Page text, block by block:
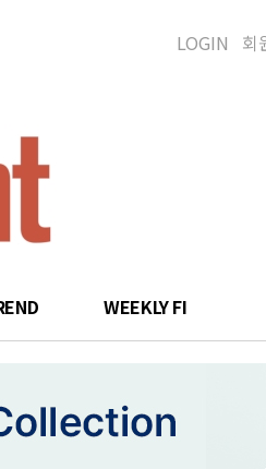
WEEKLY FI
LOGIN 회